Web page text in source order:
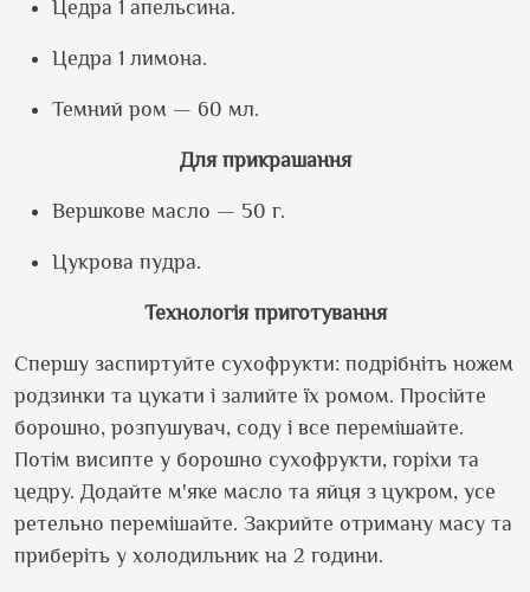
Цедра 1 апельсина.
Цедра 1 лимона.
Темний ром — 60 мл.
Для прикрашання
Вершкове масло — 50 г.
Цукрова пудра.
Технологія приготування
Спершу заспиртуйте сухофрукти: подрібніть ножем
родзинки та цукати і залийте їх ромом. Просійте
борошно, розпушувач, соду і все перемішайте.
Потім висипте у борошно сухофрукти, горіхи та
цедру. Додайте м'яке масло та яйця з цукром, усе
ретельно перемішайте. Закрийте отриману масу та
приберіть у холодильник на 2 години.